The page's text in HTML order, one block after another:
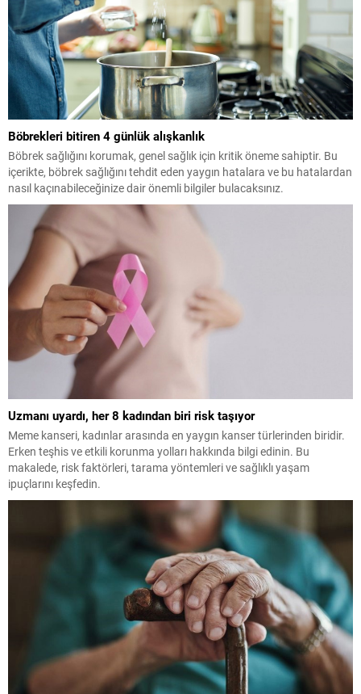
Böbrekleri bitiren 4 günlük alışkanlık
Böbrek sağlığını korumak, genel sağlık için kritik öneme sahiptir. Bu
içerikte, böbrek sağlığını tehdit eden yaygın hatalara ve bu hatalardan
nasıl kaçınabileceğinize dair önemli bilgiler bulacaksınız.
Uzmanı uyardı, her 8 kadından biri risk taşıyor
Meme kanseri, kadınlar arasında en yaygın kanser türlerinden biridir.
Erken teşhis ve etkili korunma yolları hakkında bilgi edinin. Bu
makalede, risk faktörleri, tarama yöntemleri ve sağlıklı yaşam
ipuçlarını keşfedin.